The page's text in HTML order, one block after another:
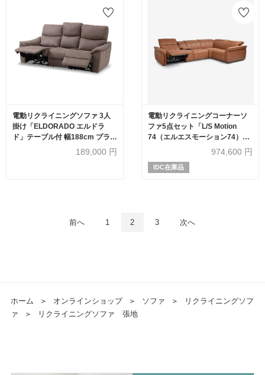
電動リクライニングソファ 3人
掛け「ELDORADO エルドラ
ド」テーブル付 幅188cm プライ
ムレザーテックス＃PLT112 ヨー
189,000 円
電動リクライニングコーナーソ
ファ5点セット「L/S Motion
74（エルエスモーション74）」
ユニットテーブル付 幅329cm 革
#H/S-334E ペカンブラウン色
974,600 円
IDC在庫品
前へ 1 2 3 次へ
ホーム ＞ オンラインショップ ＞ ソファ ＞
リクライニングソフ
ァ
＞ リクライニングソファ 張地